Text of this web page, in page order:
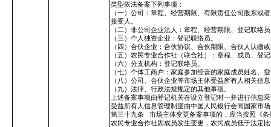
类型依法备案下列事项：
（一）公司：章程、经营期限、有限责任公司股东或
接受人。
（二）非公司企业法人：章程、经营期限、登记联络
（三）个人独资企业：登记联络员。
（四）合伙企业：合伙协议、合伙期限、合伙人认缴
（五）农民专业合作社（联合社）：章程、成员、登
（六）分支机构：登记联络员。
（七）个体工商户：家庭参加经营的家庭成员姓名、
（八）公司、合伙企业等市场主体受益所有人相关信
（九）法律、行政法规规定的其他事项。
上述备案事项由登记机关在设立登记时一并进行信息
受益所有人信息管理制度由中国人民银行会同国家市
第三十九条
市场主体变更备案事项的，应当按照《
农民专业合作社因成员发生变更，农民成员低于法定